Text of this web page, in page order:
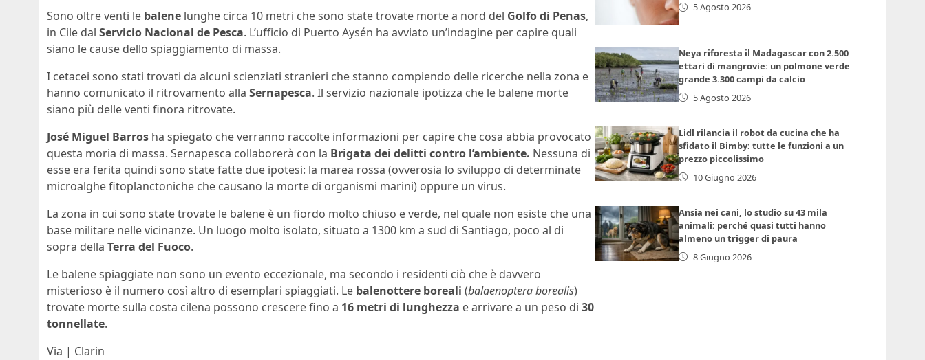
Sono oltre venti le balene lunghe circa 10 metri che sono state trovate morte a nord del Golfo di Penas,
in Cile dal Servicio Nacional de Pesca. L’ufficio di Puerto Aysén ha avviato un’indagine per capire quali
siano le cause dello spiaggiamento di massa.
I cetacei sono stati trovati da alcuni scienziati stranieri che stanno compiendo delle ricerche nella zona e
hanno comunicato il ritrovamento alla Sernapesca. Il servizio nazionale ipotizza che le balene morte
siano più delle venti finora ritrovate.
José Miguel Barros ha spiegato che verranno raccolte informazioni per capire che cosa abbia provocato
questa moria di massa. Sernapesca collaborerà con la Brigata dei delitti contro l’ambiente. Nessuna di
esse era ferita quindi sono state fatte due ipotesi: la marea rossa (ovverosia lo sviluppo di determinate
microalghe fitoplanctoniche che causano la morte di organismi marini) oppure un virus.
La zona in cui sono state trovate le balene è un fiordo molto chiuso e verde, nel quale non esiste che una
base militare nelle vicinanze. Un luogo molto isolato, situato a 1300 km a sud di Santiago, poco al di
sopra della Terra del Fuoco.
Le balene spiaggiate non sono un evento eccezionale, ma secondo i residenti ciò che è davvero
misterioso è il numero così altro di esemplari spiaggiati. Le balenottere boreali (balaenoptera borealis)
trovate morte sulla costa cilena possono crescere fino a 16 metri di lunghezza e arrivare a un peso di 30
tonnellate.
Via | Clarin
5 Agosto 2026
Neya riforesta il Madagascar con 2.500
ettari di mangrovie: un polmone verde
grande 3.300 campi da calcio
5 Agosto 2026
Lidl rilancia il robot da cucina che ha
sfidato il Bimby: tutte le funzioni a un
prezzo piccolissimo
10 Giugno 2026
Ansia nei cani, lo studio su 43 mila
animali: perché quasi tutti hanno
almeno un trigger di paura
8 Giugno 2026